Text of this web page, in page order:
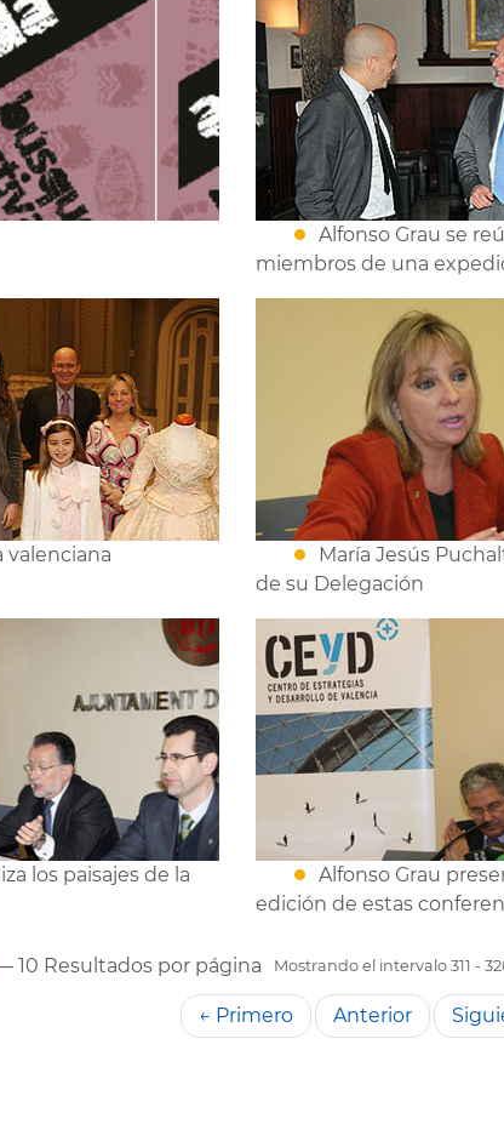
Alfonso Grau se
miembros de una
valenciana
María Jesús
de su Delegación
los paisajes de la
Alfonso Grau
edición de estas
10 Resultados por página Mostrando el intervalo 311 -
← Primero Anterior